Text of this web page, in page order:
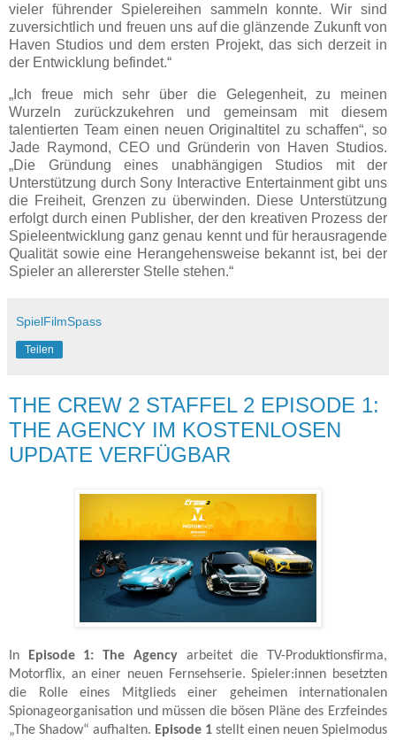
vieler führender Spielereihen sammeln konnte. Wir sind
zuversichtlich und freuen uns auf die glänzende Zukunft von
Haven Studios und dem ersten Projekt, das sich derzeit in
der Entwicklung befindet.“
„Ich freue mich sehr über die Gelegenheit, zu meinen
Wurzeln zurückzukehren und gemeinsam mit diesem
talentierten Team einen neuen Originaltitel zu schaffen“, so
Jade Raymond, CEO und Gründerin von Haven Studios.
„Die Gründung eines unabhängigen Studios mit der
Unterstützung durch Sony Interactive Entertainment gibt uns
die Freiheit, Grenzen zu überwinden. Diese Unterstützung
erfolgt durch einen Publisher, der den kreativen Prozess der
Spieleentwicklung ganz genau kennt und für herausragende
Qualität sowie eine Herangehensweise bekannt ist, bei der
Spieler an allererster Stelle stehen.“
SpielFilmSpass
Teilen
THE CREW 2 STAFFEL 2 EPISODE 1:
THE AGENCY IM KOSTENLOSEN
UPDATE VERFÜGBAR
In Episode 1: The Agencyarbeitet die TV-Produktionsfirma,
Motorflix, an einer neuen Fernsehserie. Spieler:innen besetzten
die Rolle eines Mitglieds einer geheimen internationalen
Spionageorganisation und müssen die bösen Pläne des Erzfeindes
„The Shadow“ aufhalten. Episode 1 stellt einen neuen Spielmodus